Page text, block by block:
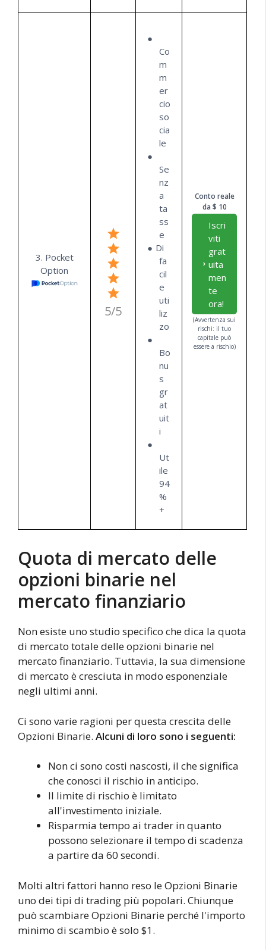
3. Pocket
Option
5/5
Co
m
m
er
cio
so
cia
le
Se
nz
a
ta
ss
e
Di
fa
cil
e
uti
liz
zo
Bo
nu
s
gr
at
uit
i
Ut
ile
94
%
+
Conto reale
da $ 10
Iscri
viti
grat
uita
men
te
ora!
(Avvertenza sui
rischi: il tuo
capitale può
essere a rischio)
Quota di mercato delle
opzioni binarie nel
mercato finanziario
Non esiste uno studio specifico che dica la quota
di mercato totale delle opzioni binarie nel
mercato finanziario. Tuttavia, la sua dimensione
di mercato è cresciuta in modo esponenziale
negli ultimi anni.
Ci sono varie ragioni per questa crescita delle
Opzioni Binarie. Alcuni di loro sono i seguenti:
Non ci sono costi nascosti, il che significa
che conosci il rischio in anticipo.
Il limite di rischio è limitato
all'investimento iniziale.
Risparmia tempo ai trader in quanto
possono selezionare il tempo di scadenza
a partire da 60 secondi.
Molti altri fattori hanno reso le Opzioni Binarie
uno dei tipi di trading più popolari. Chiunque
può scambiare Opzioni Binarie perché l'importo
minimo di scambio è solo $1.